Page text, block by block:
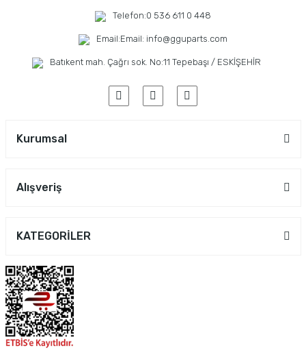
Telefon:0 536 611 0 448
Email:Email: info@gguparts.com
Batıkent mah. Çağrı sok. No:11 Tepebaşı / ESKİŞEHİR
Kurumsal
Alışveriş
KATEGORİLER